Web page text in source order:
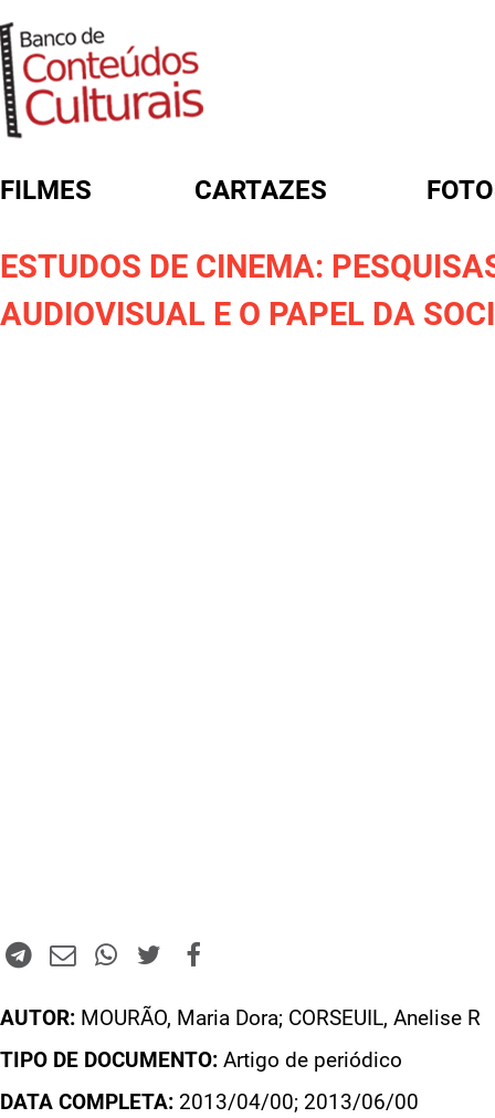
FILMES CARTAZES
ESTUDOS DE CINEMA:
AUDIOVISUAL E O PAPEL DA
AUTOR: MOURÃO, Maria Dora; CORSEUIL, Anelise R
TIPO DE DOCUMENTO: Artigo de periódico
DATA COMPLETA: 2013/04/00; 2013/06/00
FORMULÁRIO DE BUSCA